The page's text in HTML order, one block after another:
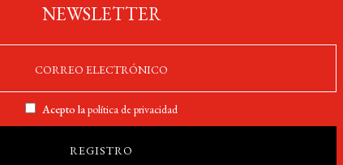
NEWSLETTER
Acepto lapolítica de privacidad